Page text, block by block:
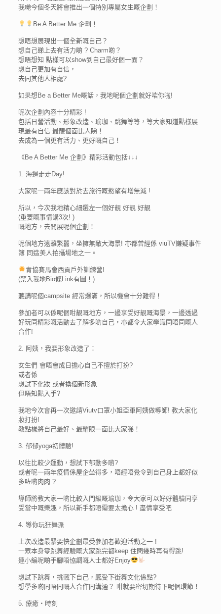
我哋今個冬天將會推出一個特別專屬女生嘅企劃！
Be A Better Me 企劃！
想唔想展現出一個全新嘅自己？
想自己睇上去有活力啲 ? Charm啲？
想唔想知 點樣可以show到自己最好個一面？
想自己更加有自信，
去同其他人相處?
如果想Be a Better Me嘅話，我地呢個企劃就好啱你啦!
呢次企劃內容十分精彩 !
包括日營活動、形象改造、瑜珈、跳舞等等，等大家知道點樣展
現最有自信 最靚個面比人睇！
去成為一個更有活力、更好嘅自己！
《Be A Better Me 企劃》精彩活動包括↓↓↓
1. 海邊走走Day!
大家呢一兩年應該對於去旅行嘅慾望有增無減 !
所以，今次我地精心細選左一個好靚 好靚 好靚
(重要嘅事情講3次! )
嘅地方，去開展呢個企劃！
呢個地方遠離繁囂，坐擁無敵大海景! 亦都曾經係 viuTV嫌疑事件
簿 同造美人拍攝場地之一。
青協賽馬會西貢戶外訓練營!
(禁入我地Bio條Link有圖！)
聽講呢個campsite 經常爆滿，所以機會十分難得！
參加者可以係呢個咁靚嘅地方，一邊享受好靚嘅海景，一邊透過
好玩同精彩嘅活動去了解多啲自己，亦都令大家學識同唔同嘅人
合作!
2. 阿姨，我要形象改造了：
女生們 會唔會成日擔心自己不擅於打扮?
或者係
想試下化妝 或者換個新形象
但唔知點入手?
我地今次會再一次邀請Viutv口罩小姐亞軍阿姨做導師! 教大家化
妝打扮!
教點樣將自己最好、最耀眼一面比大家睇！
3. 郁郁yoga初體驗!
以往比較少運動，想試下郁動多啲?
或者呢一兩年疫情係屋企坐得多，唔經唔覺令到自己身上都好似
多咗啲肉肉 ?
導師將教大家一啲比較入門級嘅瑜珈，令大家可以好好體驗同享
受當中嘅樂趣，所以新手都唔需要太擔心 ! 盡情享受吧
4. 導你玩狂舞派
上次改造最緊要快企劃最受參加者歡迎活動之一 !
一眾本身零跳舞經驗嘅大家跳完都keep 住問幾時再有得跳!
連小編呢啲手腳唔協調嘅人士都好Enjoy
想試下跳舞，挑戰下自己，感受下街舞文化係點?
想學多啲同唔同嘅人合作同溝通？ 咁就要密切期待下呢個環節！
5. 療癒・時刻